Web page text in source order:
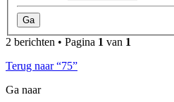
2 berichten • Pagina 1 van 1
Terug naar “75”
Ga naar